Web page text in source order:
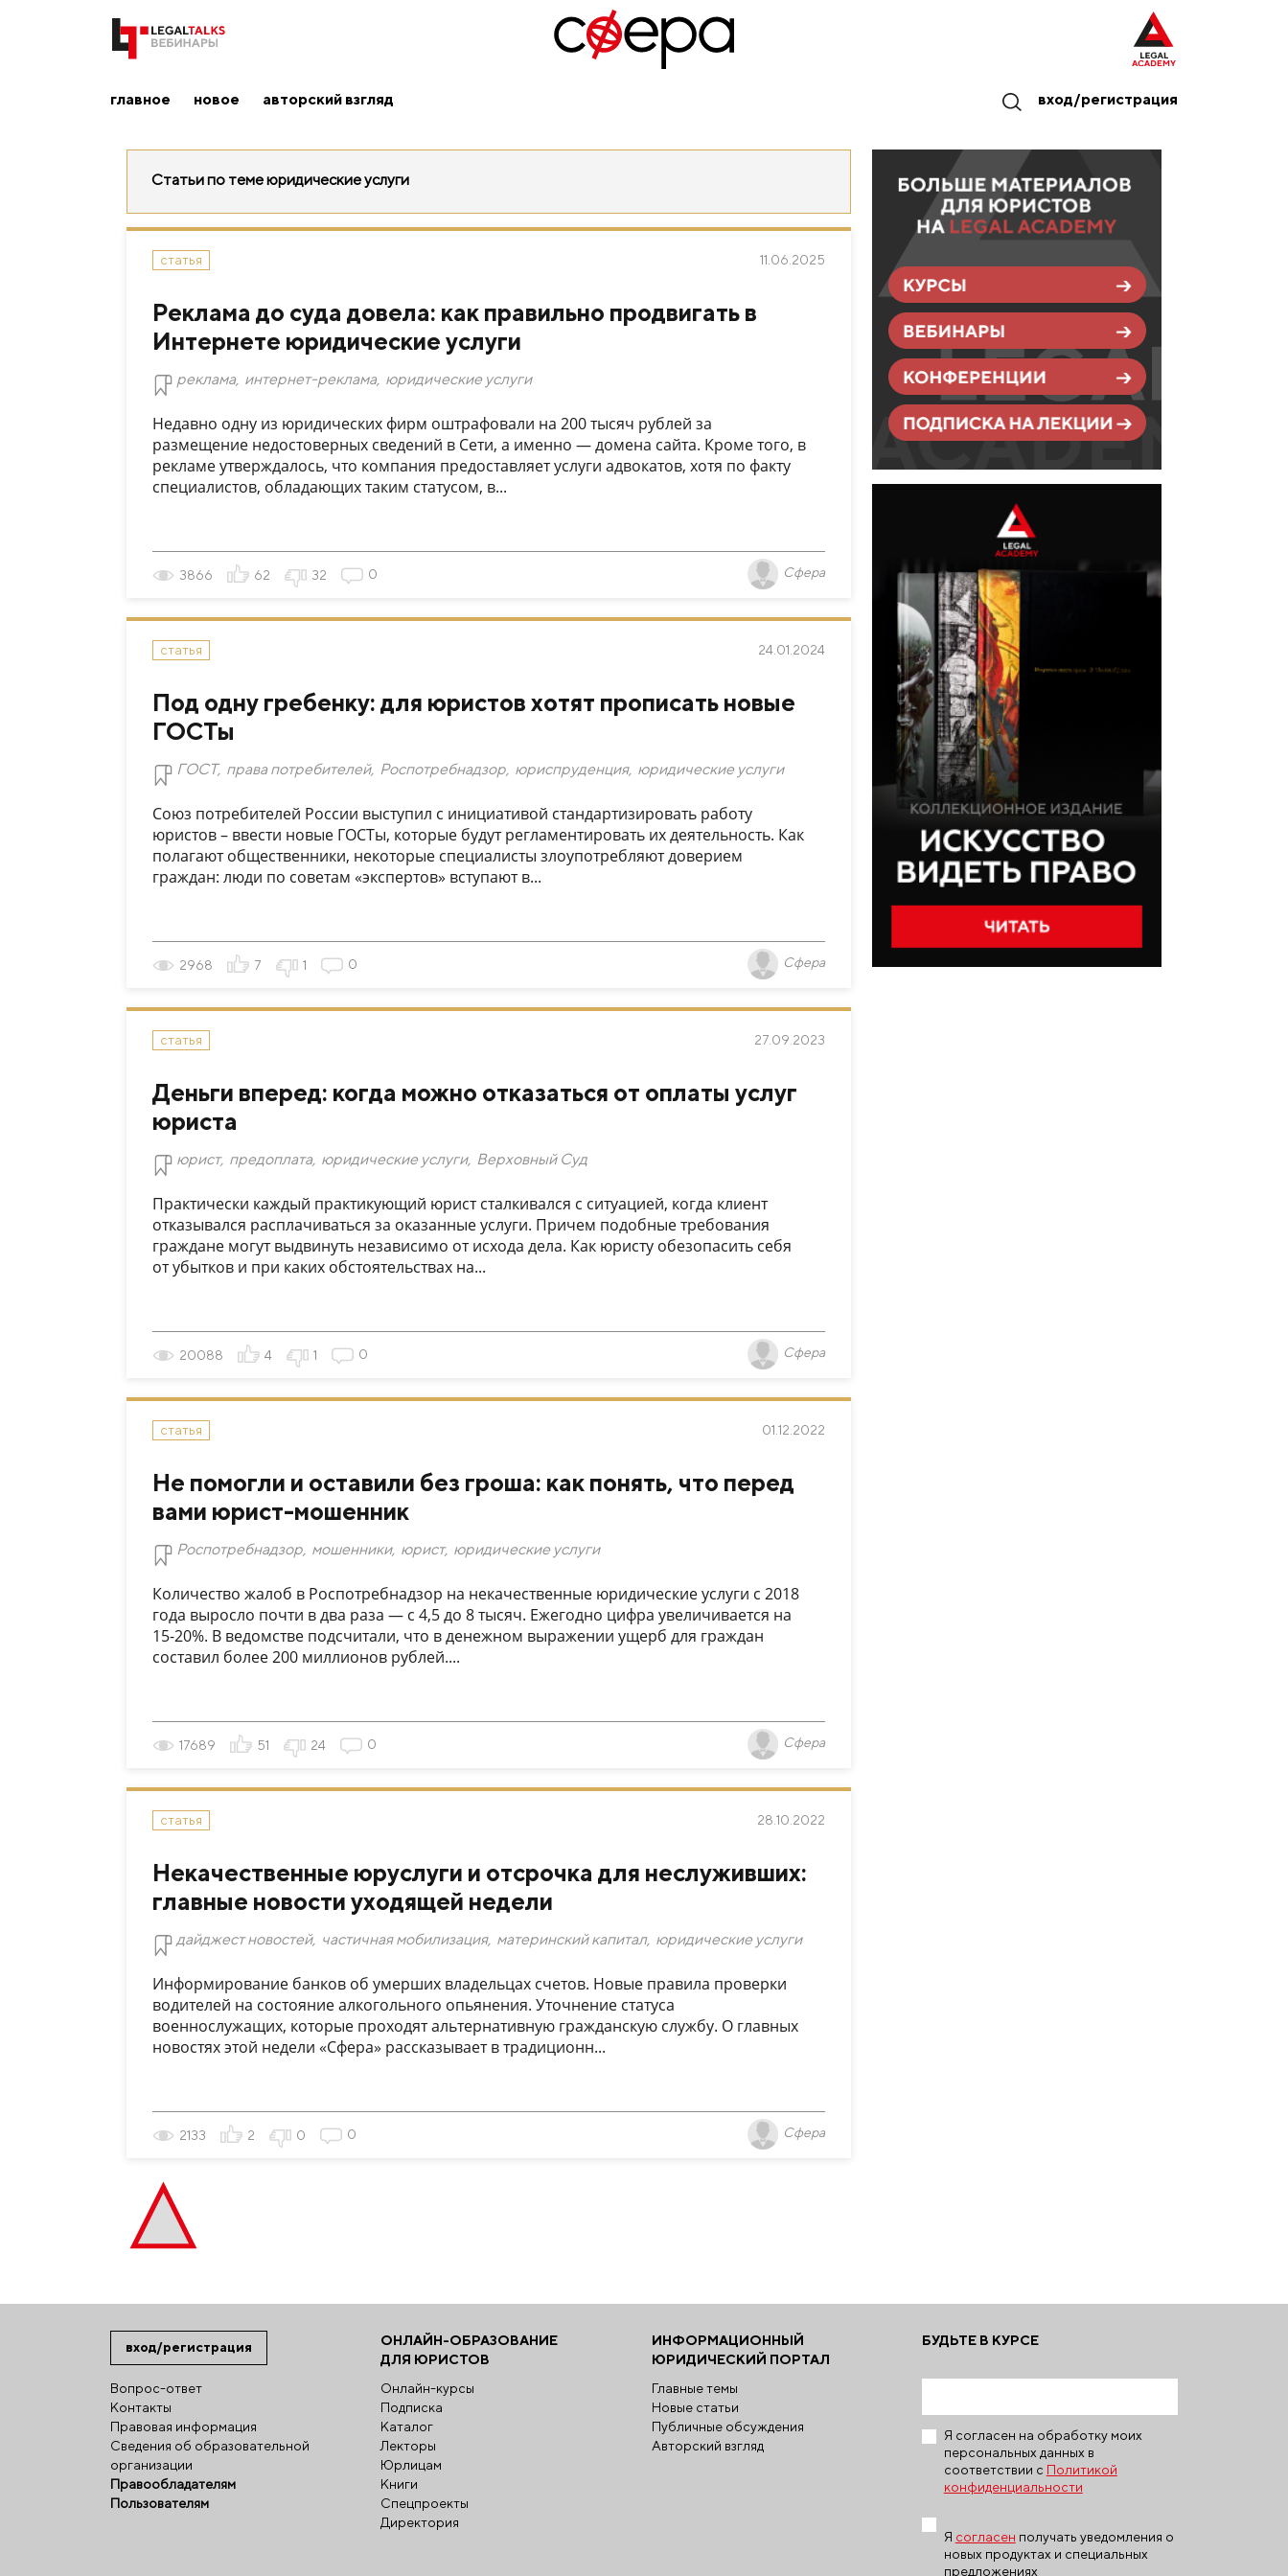
главное новое авторский взгляд вход/регистрация
Статьи по теме юридические услуги
статья 11.06.2025
Реклама до суда довела: как правильно продвигать в
Интернете юридические услуги
реклама, интернет-реклама, юридические услуги
Недавно одну из юридических фирм оштрафовали на 200 тысяч рублей за
размещение недостоверных сведений в Сети, а именно — домена сайта. Кроме того, в
рекламе утверждалось, что компания предоставляет услуги адвокатов, хотя по факту
специалистов, обладающих таким статусом, в...
3866 62 32 0 Сфера
статья 24.01.2024
Под одну гребенку: для юристов хотят прописать новые
ГОСТы
ГОСТ, права потребителей, Роспотребнадзор юриспруденция, юридические услуги
Союз потребителей России выступил с инициативой стандартизировать работу
юристов – ввести новые ГОСТы, которые будут регламентировать их деятельность. Как
полагают общественники, некоторые специалисты злоупотребляют доверием
граждан: люди по советам «экспертов» вступают в...
2968 7 1 0 Сфера
статья 27.09.2023
Деньги вперед: когда можно отказаться от оплаты услуг
юриста
юрист, предоплата, юридические услуги, Верховный Суд
Практически каждый практикующий юрист сталкивался с ситуацией, когда клиент
отказывался расплачиваться за оказанные услуги. Причем подобные требования
граждане могут выдвинуть независимо от исхода дела. Как юристу обезопасить себя
от убытков и при каких обстоятельствах на...
20088 4 1 0 Сфера
статья 01.12.2022
Не помогли и оставили без гроша: как понять, что перед
вами юрист-мошенник
Роспотребнадзор мошенники, юрист, юридические услуги
Количество жалоб в Роспотребнадзор на некачественные юридические услуги с 2018
года выросло почти в два раза — с 4,5 до 8 тысяч. Ежегодно цифра увеличивается на
15-20%. В ведомстве подсчитали, что в денежном выражении ущерб для граждан
составил более 200 миллионов рублей....
17689 51 24 0 Сфера
статья 28.10.2022
Некачественные юруслуги и отсрочка для неслуживших:
главные новости уходящей недели
дайджест новостей, частичная мобилизация, материнский капитал, юридические услуги
Информирование банков об умерших владельцах счетов. Новые правила проверки
водителей на состояние алкогольного опьянения. Уточнение статуса
военнослужащих, которые проходят альтернативную гражданскую службу. О главных
новостях этой недели «Сфера» рассказывает в традиционн...
2133 2 0 0 Сфера
вход/регистрация
Вопрос-ответ
Контакты
Правовая информация
Сведения об образовательной
организации
Правообладателям
Пользователям
ОНЛАЙН-ОБРАЗОВАНИЕ
ДЛЯ ЮРИСТОВ
Онлайн-курсы
Подписка
Каталог
Лекторы
Юрлицам
Книги
Спецпроекты
Директория
ИНФОРМАЦИОННЫЙ
ЮРИДИЧЕСКИЙ ПОРТАЛ
Главные темы
Новые статьи
Публичные обсуждения
Авторский взгляд
БУДЬТЕ В КУРСЕ
Я согласен на обработку моих
персональных данных в
соответствии с Политикой
конфиденциальности
Я согласен получать уведомления о
новых продуктах и специальных
предложениях